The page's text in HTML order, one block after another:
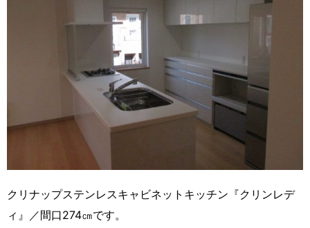
クリナップステンレスキャビネットキッチン『クリンレデ
ィ』／間口274㎝です。